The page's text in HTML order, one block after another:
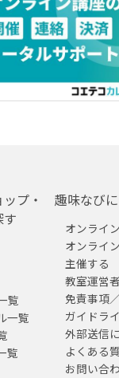
プ・
覧
一覧
覧
趣味なび
オンライ
オンライ
主催する
教室運営
免責事項
ガイドラ
外部送信
よくある
お問い合